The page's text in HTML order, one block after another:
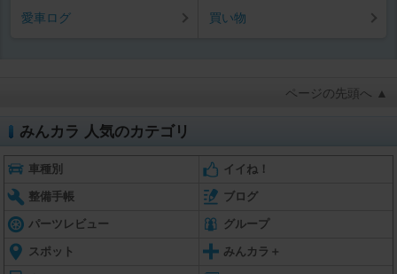
愛車ログ 買い物
ページの先頭へ ▲
みんカラ 人気のカテゴリ
車種別 イイね！
整備手帳 ブログ
パーツレビュー グループ
スポット みんカラ＋